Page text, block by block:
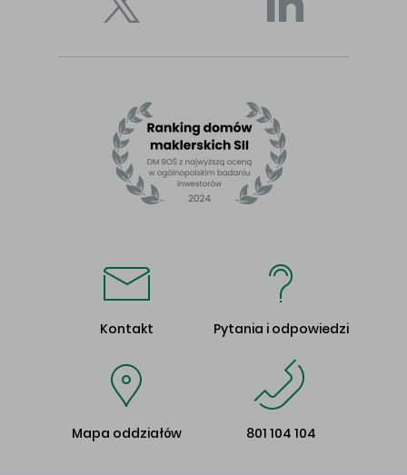
Kontakt Pytania i odpowiedzi
Mapa oddziałów 801 104 104